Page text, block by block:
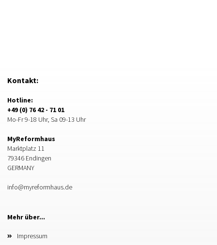
Kontakt:
Hotline:
+49 (0) 76 42 - 71 01
Mo-Fr 9-18 Uhr, Sa 09-13 Uhr
MyReformhaus
Marktplatz 11
79346 Endingen
GERMANY
info@myreformhaus.de
Mehr über...
Impressum